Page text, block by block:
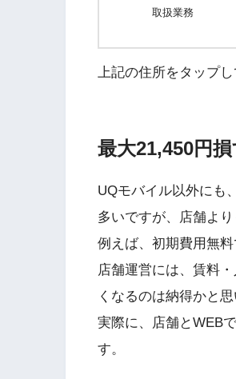
取扱業務
上記の住所をタップ
最大21,450円
UQモバイル以外にも
多いですが、店舗よ
例えば、初期費用無
店舗運営には、賃料
くなるのは納得かと思
実際に、店舗とWEB
す。